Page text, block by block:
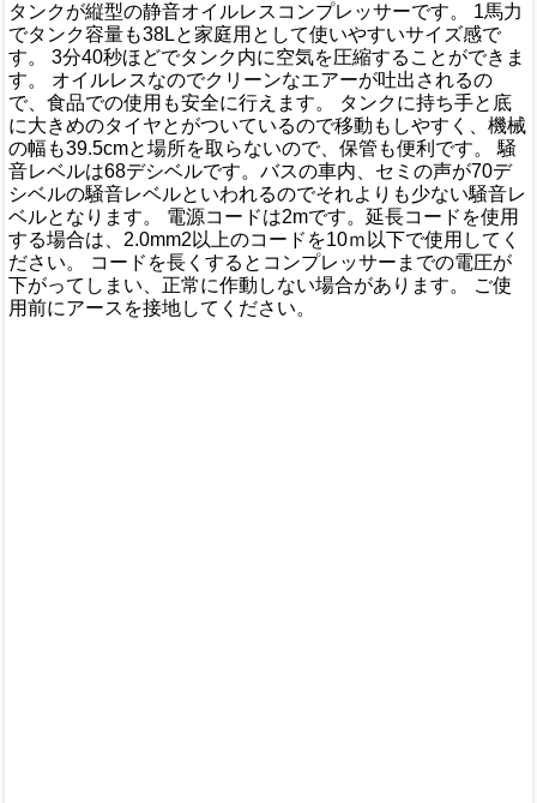
タンクが縦型の静音オイルレスコンプレッサーです。 1馬力
でタンク容量も38Lと家庭用として使いやすいサイズ感で
す。 3分40秒ほどでタンク内に空気を圧縮することができま
す。 オイルレスなのでクリーンなエアーが吐出されるの
で、食品での使用も安全に行えます。 タンクに持ち手と底
に大きめのタイヤとがついているので移動もしやすく、機械
の幅も39.5cmと場所を取らないので、保管も便利です。 騒
音レベルは68デシベルです。バスの車内、セミの声が70デ
シベルの騒音レベルといわれるのでそれよりも少ない騒音レ
ベルとなります。 電源コードは2mです。延長コードを使用
する場合は、2.0mm2以上のコードを10ｍ以下で使用してく
ださい。 コードを長くするとコンプレッサーまでの電圧が
下がってしまい、正常に作動しない場合があります。 ご使
用前にアースを接地してください。